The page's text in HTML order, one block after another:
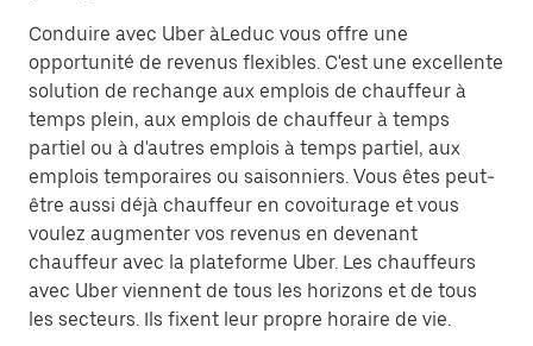
Conduire avec Uber àLeduc vous offre une
opportunité de revenus flexibles. C'est une excellente
solution de rechange aux emplois de chauffeur à
temps plein, aux emplois de chauffeur à temps
partiel ou à d'autres emplois à temps partiel, aux
emplois temporaires ou saisonniers. Vous êtes peut-
être aussi déjà chauffeur en covoiturage et vous
voulez augmenter vos revenus en devenant
chauffeur avec la plateforme Uber. Les chauffeurs
avec Uber viennent de tous les horizons et de tous
les secteurs. Ils fixent leur propre horaire de vie.